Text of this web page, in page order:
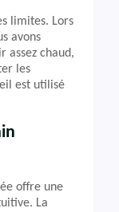
limites. Lors
avons
assez chaud,
les
est utilisé
offre une
La